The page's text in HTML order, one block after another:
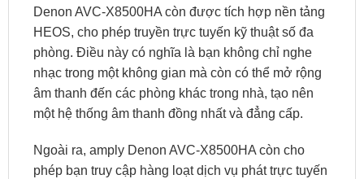
Denon AVC-X8500HA còn được tích hợp nền tảng
HEOS, cho phép truyền trực tuyến kỹ thuật số đa
phòng. Điều này có nghĩa là bạn không chỉ nghe
nhạc trong một không gian mà còn có thể mở rộng
âm thanh đến các phòng khác trong nhà, tạo nên
một hệ thống âm thanh đồng nhất và đẳng cấp.
Ngoài ra, amply Denon AVC-X8500HA còn cho
phép bạn truy cập hàng loạt dịch vụ phát trực tuyến